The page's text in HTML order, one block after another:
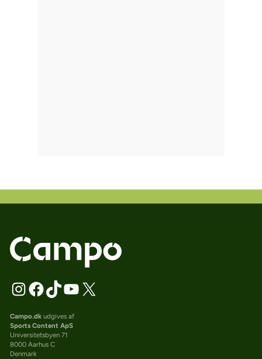
Campo.dkudgives af
Sports Content ApS
Universitetsbyen 71
8000 Aarhus C
Denmark